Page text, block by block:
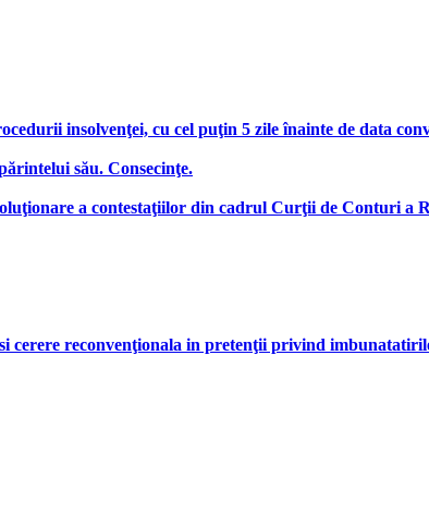
insolvenţei, cu cel puţin 5 zile înainte de data
său. Consecinţe.
a contestaţiilor din cadrul Curţii de Conturi a
cerere reconvenţionala in pretenţii privind